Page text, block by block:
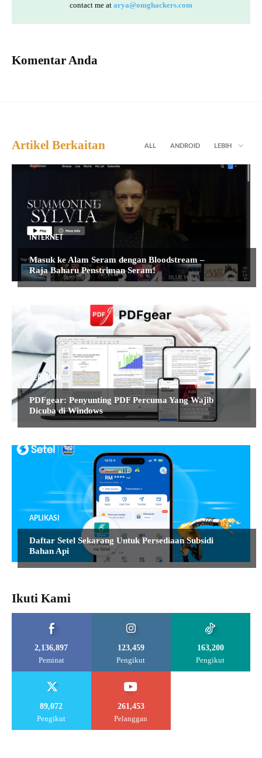
contact me at arya@omghackers.com
Komentar Anda
Artikel Berkaitan ALL ANDROID LEBIH
INTERNET
Masuk ke Alam Seram dengan Bloodstream –
Raja Baharu Penstriman Seram!
PERISIAN
PDFgear: Penyunting PDF Percuma Yang Wajib
Dicuba di Windows
APLIKASI
Daftar Setel Sekarang Untuk Persediaan Subsidi
Bahan Api
Ikuti Kami
2,136,897
Peminat
123,459
Pengikut
163,200
Pengikut
89,072
Pengikut
261,453
Pelanggan